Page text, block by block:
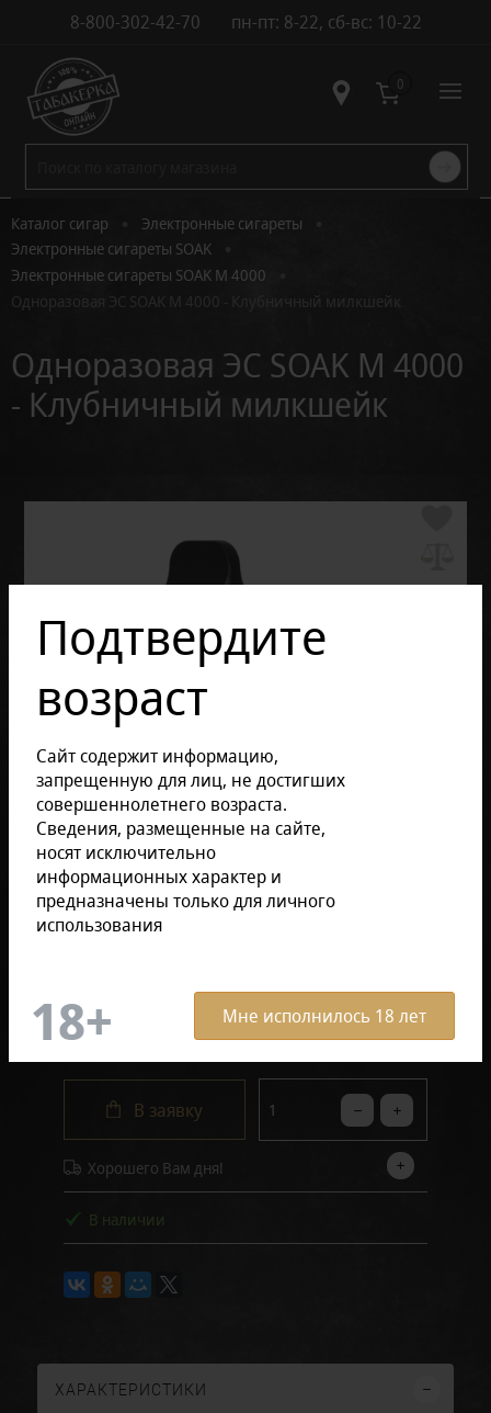
8-800-302-42-70 пн-пт: 8-22, сб-вс: 10-22
Контакты 0
Каталог сигар Электронные сигареты
Электронные сигареты SOAK
Электронные сигареты SOAK M 4000
Одноразовая ЭС SOAK M 4000 - Клубничный милкшейк
Одноразовая ЭС SOAK M 4000
- Клубничный милкшейк
Подтвердите
возраст
Сайт содержит информацию,
запрещенную для лиц, не достигших
совершеннолетнего возраста.
Сведения, размещенные на сайте,
носят исключительно
информационных характер и
предназначены только для личного
использования
Мне исполнилось 18 лет
1 550 руб.
В заявку
Хорошего Вам дня!
В наличии
ХАРАКТЕРИСТИКИ